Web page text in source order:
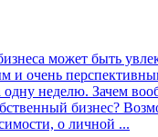
может быть
и очень
одну неделю. Зачем
бизнес?
о личной ...